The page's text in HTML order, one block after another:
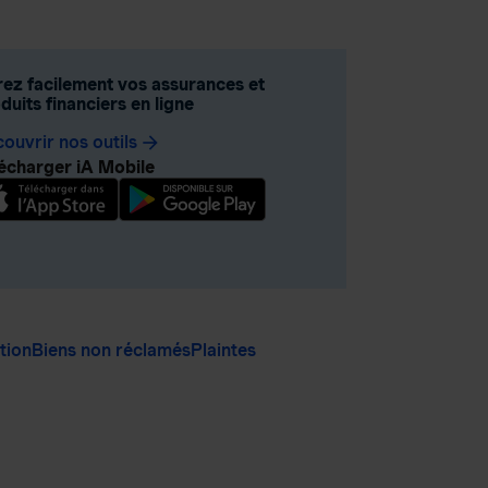
facilement vos assurances et
financiers en ligne
nos outils arrow_forward
iA Mobile
Biens non réclamésPlaintes